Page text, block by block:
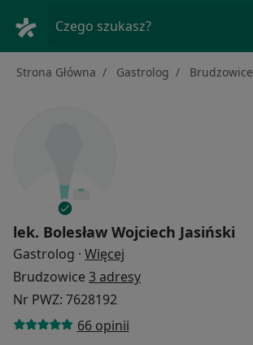
Czego szukasz?
Strona Główna Gastrolog Brudzowice
lek. Bolesław Wojciech Jasiński
Gastrolog · Więcej
Brudzowice 3 adresy
Nr PWZ: 7628192
66 opinii